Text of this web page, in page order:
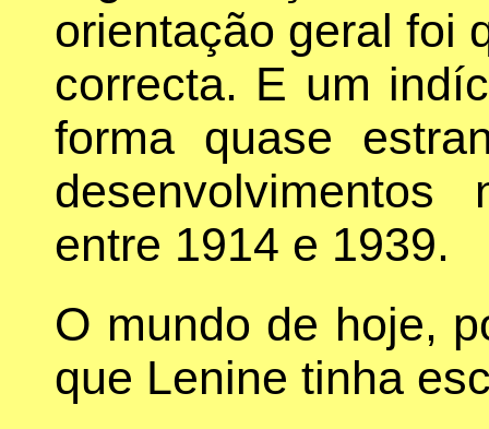
orientação geral foi
correcta. E um
forma quase
entre 1914 e 1939.
O mundo de hoje,
que Lenine tinha